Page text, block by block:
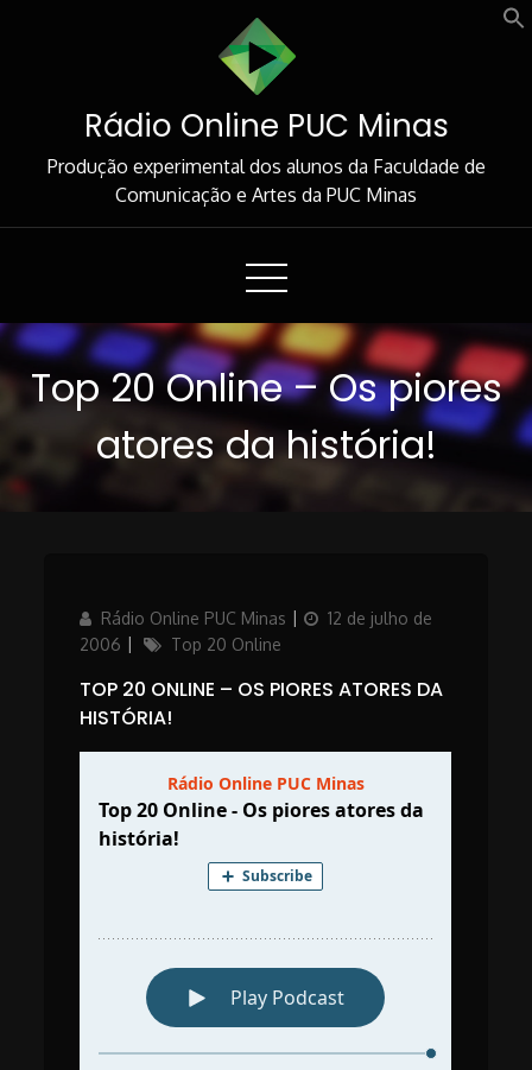
Rádio Online PUC Minas
Produção experimental dos alunos da Faculdade de
Comunicação e Artes da PUC Minas
Top 20 Online – Os piores
atores da história!
AuthorRádio Online PUC Minas
Posted
12 de julho de
2006
Categories
Top 20 Online
TOP 20 ONLINE – OS PIORES ATORES DA
HISTÓRIA!